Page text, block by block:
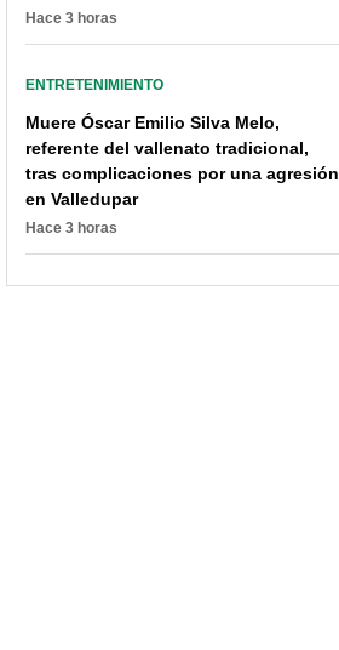
Hace 3 horas
ENTRETENIMIENTO
Muere Óscar Emilio Silva Melo,
referente del vallenato tradicional,
tras complicaciones por una agresión
en Valledupar
Hace 3 horas